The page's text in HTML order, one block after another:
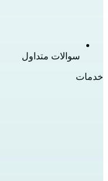
سوالات متداول
خدمات